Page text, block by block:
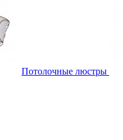
Потолочные люстры